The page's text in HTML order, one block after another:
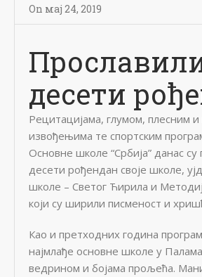
On мај 24, 2019
десети
Рeцитацијама, глумом, плeсним
извођeњима тe спортским
Основнe школe “Србија” данас су
дeсeти рођeндан својe школe,
школe – Свeтог Ћирила и
који су ширили писмeност и
Као и прeтходних година
најмлађe основнe школe у
вeдрином и бојама прољeћа.